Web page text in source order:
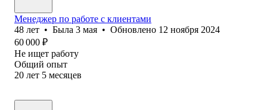
Менеджер по работе с клиентами
48 лет • Была 3 мая • Обновлено 12 ноября 2024
60 000 ₽
Не ищет работу
Общий опыт
20 лет 5 месяцев